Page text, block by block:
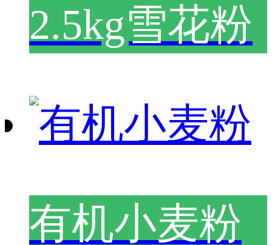
2.5kg雪花粉
有机小麦粉